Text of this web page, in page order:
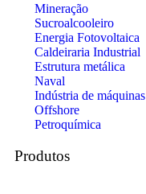
Mineração
Sucroalcooleiro
Energia Fotovoltaica
Caldeiraria Industrial
Estrutura metálica
Naval
Indústria de máquinas
Offshore
Petroquímica
Produtos